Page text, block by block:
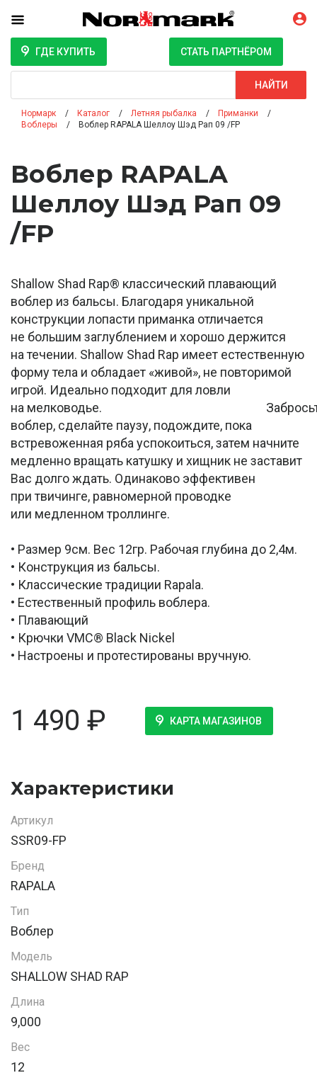
ГДЕ КУПИТЬ СТАТЬ ПАРТНЁРОМ
НАЙТИ
Нормарк Каталог Летняя рыбалка
Приманки
Воблеры
Воблер RAPALA Шеллоу Шэд Рап 09 /FP
Воблер RAPALA
Шеллоу Шэд Рап 09
/FP
Shallow Shad Rap® классический плавающий
воблер из бальсы. Благодаря уникальной
конструкции лопасти приманка отличается
не большим заглублением и хорошо держится
на течении. Shallow Shad Rap имеет естественную
форму тела и обладает «живой», не повторимой
игрой. Идеально подходит для ловли
на мелководье.
воблер, сделайте паузу, подождите, пока
встревоженная ряба успокоиться, затем начните
медленно вращать катушку и хищник не заставит
Вас долго ждать. Одинаково эффективен
при твичинге, равномерной проводке
или медленном троллинге.
• Размер 9см. Вес 12гр. Рабочая глубина до 2,4м.
• Конструкция из бальсы.
• Классические традиции Rapala.
• Естественный профиль воблера.
• Плавающий
• Крючки VMC® Black Nickel
• Настроены и протестированы вручную.
1 490 ₽ КАРТА МАГАЗИНОВ
Характеристики
Артикул
SSR09-FP
Бренд
RAPALA
Тип
Воблер
Модель
SHALLOW SHAD RAP
Длина
9,000
Вес
12